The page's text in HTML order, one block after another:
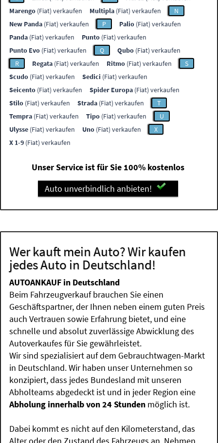
Marengo (Fiat) verkaufen Multipla (Fiat) verkaufen
N
New Panda (Fiat) verkaufen P Palio (Fiat) verkaufen
Panda (Fiat) verkaufen Punto (Fiat) verkaufen
Punto Evo (Fiat) verkaufen Q Qubo (Fiat) verkaufen
R
Regata (Fiat) verkaufen Ritmo (Fiat) verkaufen
S
Scudo (Fiat) verkaufen Sedici (Fiat) verkaufen
Seicento (Fiat) verkaufen Spider Europa (Fiat) verkaufen
Stilo (Fiat) verkaufen Strada (Fiat) verkaufen
T
Tempra (Fiat) verkaufen Tipo (Fiat) verkaufen
U
Ulysse (Fiat) verkaufen Uno (Fiat) verkaufen
X
X 1-9 (Fiat) verkaufen
Unser Service ist für Sie 100% kostenlos
Auto unverbindlich anbieten!
Wer kauft mein Auto? Wir kaufen
jedes Auto in Deutschland!
AUTOANKAUF in Deutschland
Beim Fahrzeugverkauf brauchen Sie einen
Geschäftspartner, der Ihnen neben einem guten Preis
auch Vertrauen sowie Erfahrung bietet, und eine
schnelle und absolut zuverlässige Abwicklung des
Autoverkaufes für Sie gewährleistet.
Wir sind spezialisiert auf dem Gebrauchtwagen-Markt
in Deutschland. Wir haben unser Unternehmen so
konzipiert, dass jedes Bundesland mit unseren
Abholteams abgedeckt ist und in jeder Region eine
Abholung innerhalb von 24 Stunden möglich ist.
Dabei kommt es nicht auf den Kilometerstand, das